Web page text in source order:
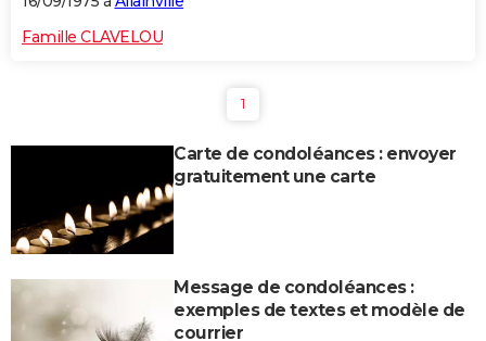
Famille CLAVELOU
1
Carte de condoléances : envoyer
gratuitement une carte
Message de condoléances :
exemples de textes et modèle de
courrier